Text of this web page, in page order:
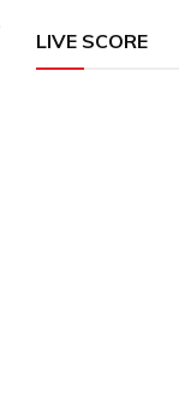
LIVE SCORE